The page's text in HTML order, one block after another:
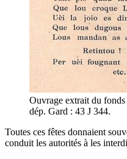
Ouvrage extrait du
dép. Gard : 43 J 344.
Toutes ces fêtes donnaient
conduit les autorités à les